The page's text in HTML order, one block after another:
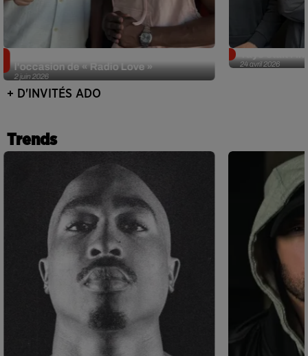
2 juin 2026
l'occasion de « Radio Love »
24 avril 2026
+ D'INVITÉS ADO
Trends